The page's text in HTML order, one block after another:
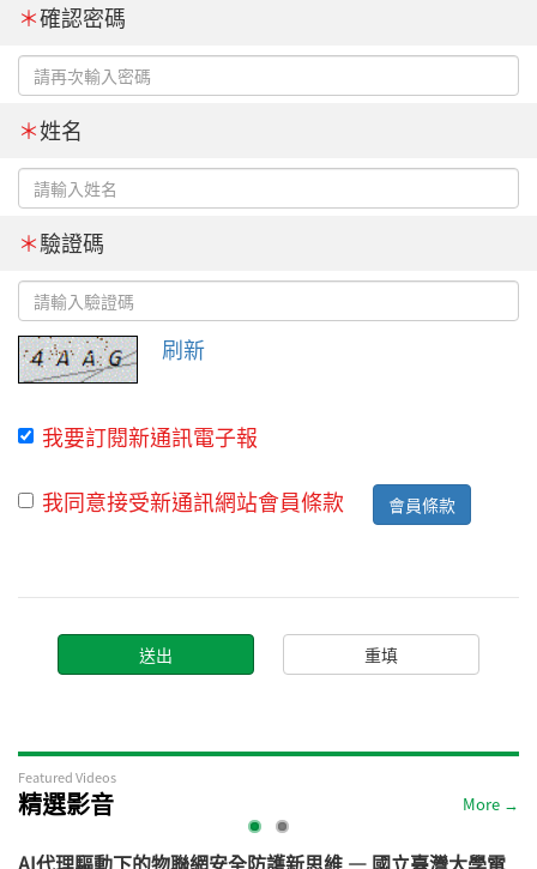
＊確認密碼
＊姓名
＊驗證碼
刷新
我要訂閱新通訊電子報
我同意接受新通訊網站會員條款
會員條款
Featured Videos
精選影音 More →
AI代理驅動下的物聯網安全防護新思維 — 國立臺灣大學電